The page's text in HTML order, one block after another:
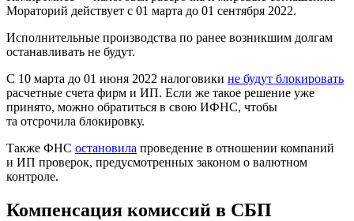
Мораторий действует с 01 марта до 01 сентября 2022.
Исполнительные производства по ранее возникшим долгам
останавливать не будут.
С 10 марта до 01 июня 2022 налоговики не будут блокировать
расчетные счета фирм и ИП. Если же такое решение уже
принято, можно обратиться в свою ИФНС, чтобы
та отсрочила блокировку.
Также ФНС остановила проведение в отношении компаний
и ИП проверок, предусмотренных законом о валютном
контроле.
Компенсация комиссий в СБП